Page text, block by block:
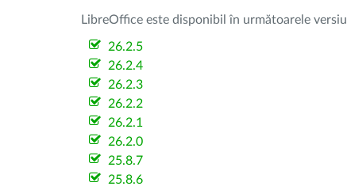
LibreOffice este disponibil în următoarele
26.2.5
26.2.4
26.2.3
26.2.2
26.2.1
26.2.0
25.8.7
25.8.6